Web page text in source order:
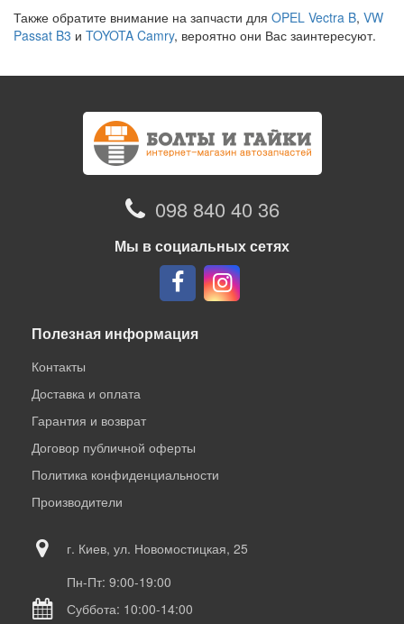
Также обратите внимание на запчасти для OPEL Vectra B, VW
Passat B3 и TOYOTA Camry, вероятно они Вас заинтересуют.
098 840 40 36
Мы в социальных сетях
Полезная информация
Контакты
Доставка и оплата
Гарантия и возврат
Договор публичной оферты
Политика конфиденциальности
Производители
г. Киев, ул. Новомостицкая, 25
Пн-Пт: 9:00-19:00
Суббота: 10:00-14:00